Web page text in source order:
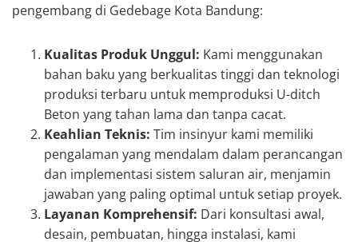
pengembang di Gedebage Kota Bandung:
Kualitas Produk Unggul: Kami menggunakan
bahan baku yang berkualitas tinggi dan teknologi
produksi terbaru untuk memproduksi U-ditch
Beton yang tahan lama dan tanpa cacat.
Keahlian Teknis: Tim insinyur kami memiliki
pengalaman yang mendalam dalam perancangan
dan implementasi sistem saluran air, menjamin
jawaban yang paling optimal untuk setiap proyek.
Layanan Komprehensif: Dari konsultasi awal,
desain, pembuatan, hingga instalasi, kami